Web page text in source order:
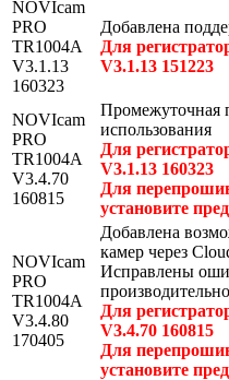
NOVIcam
PRO
TR1004A
V3.1.13
160323
Добавлена
Для
V3.1.13 151223
NOVIcam
PRO
TR1004A
V3.4.70
160815
Промежуточная
использования
Для
V3.1.13 160323
Для
установите
NOVIcam
PRO
TR1004A
V3.4.80
170405
Добавлена
камер через
Исправлены
Для
V3.4.70 160815
Для
установите